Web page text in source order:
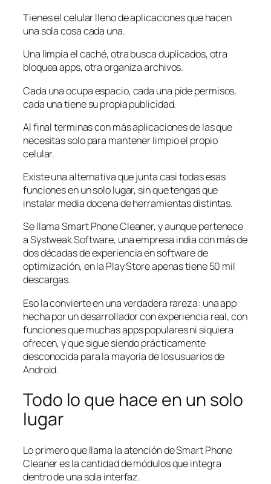
Tienes el celular lleno de aplicaciones que hacen
una sola cosa cada una.
Una limpia el caché, otra busca duplicados, otra
bloquea apps, otra organiza archivos.
Cada una ocupa espacio, cada una pide permisos,
cada una tiene su propia publicidad.
Al final terminas con más aplicaciones de las que
necesitas solo para mantener limpio el propio
celular.
Existe una alternativa que junta casi todas esas
funciones en un solo lugar, sin que tengas que
instalar media docena de herramientas distintas.
Se llama Smart Phone Cleaner, y aunque pertenece
a Systweak Software, una empresa india con más de
dos décadas de experiencia en software de
optimización, en la Play Store apenas tiene 50 mil
descargas.
Eso la convierte en una verdadera rareza: una app
hecha por un desarrollador con experiencia real, con
funciones que muchas apps populares ni siquiera
ofrecen, y que sigue siendo prácticamente
desconocida para la mayoría de los usuarios de
Android.
Todo lo que hace en un solo
lugar
Lo primero que llama la atención de Smart Phone
Cleaner es la cantidad de módulos que integra
dentro de una sola interfaz.